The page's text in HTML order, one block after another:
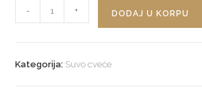
mini
- + DODAJ U KORPU
Kategorija: Suvo cveće